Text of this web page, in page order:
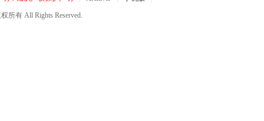
所有 All Rights Reserved.